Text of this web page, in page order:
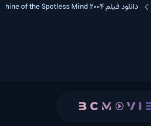
دانلود فیلم Eternal Sunshine of the Spotless Mind 2004